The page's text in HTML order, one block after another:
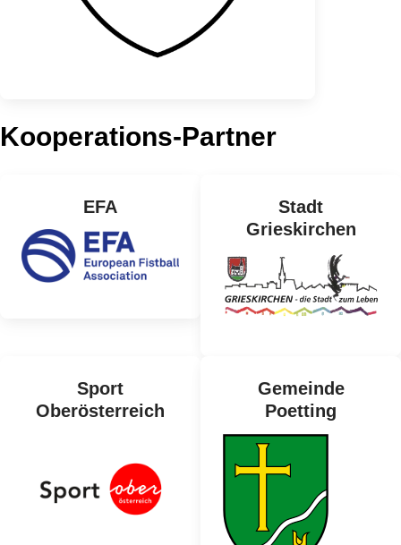
Kooperations-Partner
EFA
Stadt
Grieskirchen
Sport
Oberösterreich
Gemeinde
Poetting